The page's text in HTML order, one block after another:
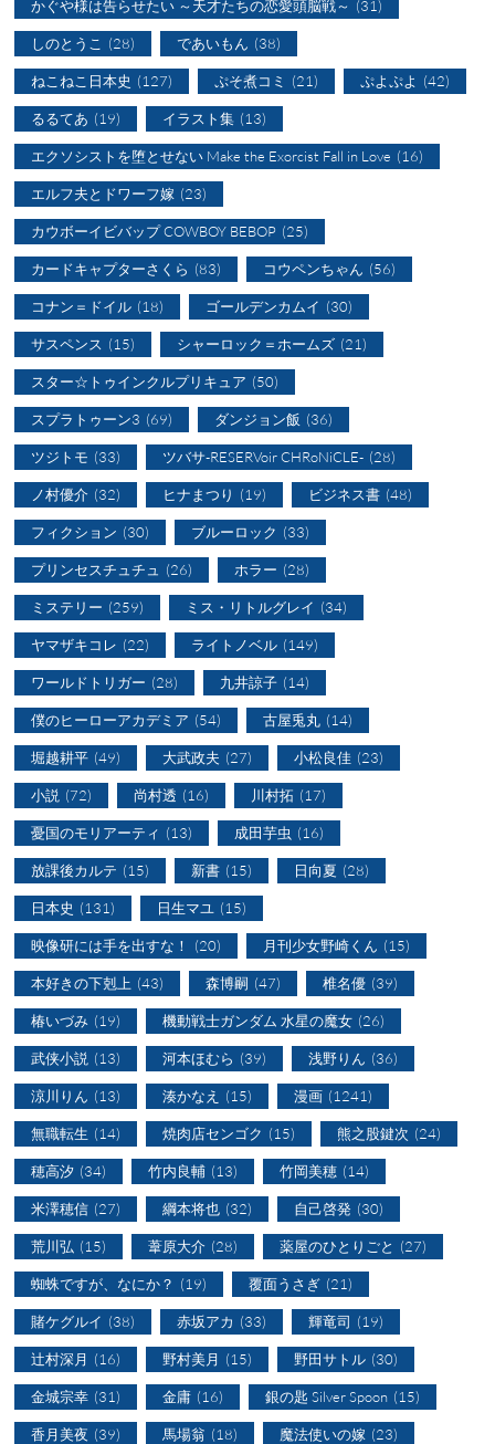
かぐや様は告らせたい ～天才たちの恋愛頭脳戦～ (31)
しのとうこ (28) であいもん (38)
ねこねこ日本史 (127) ぷそ煮コミ (21) ぷよぷよ (42)
るるてあ (19) イラスト集 (13)
エクソシストを堕とせない Make the Exorcist Fall in Love (16)
エルフ夫とドワーフ嫁 (23)
カウボーイビバップ COWBOY BEBOP (25)
カードキャプターさくら (83) コウペンちゃん (56)
コナン＝ドイル (18) ゴールデンカムイ (30)
サスペンス (15) シャーロック＝ホームズ (21)
スター☆トゥインクルプリキュア (50)
スプラトゥーン3 (69) ダンジョン飯 (36)
ツジトモ (33) ツバサ-RESERVoir CHRoNiCLE- (28)
ノ村優介 (32) ヒナまつり (19) ビジネス書 (48)
フィクション (30) ブルーロック (33)
プリンセスチュチュ (26) ホラー (28)
ミステリー (259) ミス・リトルグレイ (34)
ヤマザキコレ (22) ライトノベル (149)
ワールドトリガー (28) 九井諒子 (14)
僕のヒーローアカデミア (54) 古屋兎丸 (14)
堀越耕平 (49) 大武政夫 (27) 小松良佳 (23)
小説 (72) 尚村透 (16) 川村拓 (17)
憂国のモリアーティ (13) 成田芋虫 (16)
放課後カルテ (15) 新書 (15) 日向夏 (28)
日本史 (131) 日生マユ (15)
映像研には手を出すな！ (20) 月刊少女野崎くん (15)
本好きの下剋上 (43) 森博嗣 (47) 椎名優 (39)
椿いづみ (19) 機動戦士ガンダム 水星の魔女 (26)
武侠小説 (13) 河本ほむら (39) 浅野りん (36)
涼川りん (13) 湊かなえ (15) 漫画 (1241)
無職転生 (14) 焼肉店センゴク (15) 熊之股鍵次 (24)
穂高汐 (34) 竹内良輔 (13) 竹岡美穂 (14)
米澤穂信 (27) 綱本将也 (32) 自己啓発 (30)
荒川弘 (15) 葦原大介 (28) 薬屋のひとりごと (27)
蜘蛛ですが、なにか？ (19) 覆面うさぎ (21)
賭ケグルイ (38) 赤坂アカ (33) 輝竜司 (19)
辻村深月 (16) 野村美月 (15) 野田サトル (30)
金城宗幸 (31) 金庸 (16) 銀の匙 Silver Spoon (15)
香月美夜 (39) 馬場翁 (18) 魔法使いの嫁 (23)